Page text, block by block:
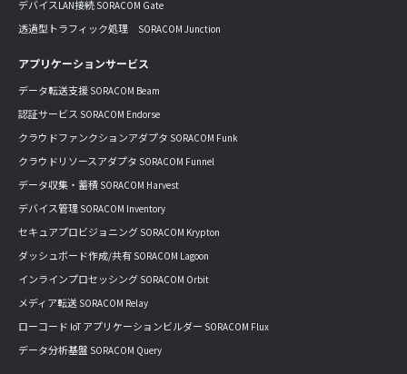
デバイスLAN接続 SORACOM Gate
透過型トラフィック処理 SORACOM Junction
アプリケーションサービス
データ転送支援 SORACOM Beam
認証サービス SORACOM Endorse
クラウドファンクションアダプタ SORACOM Funk
クラウドリソースアダプタ SORACOM Funnel
データ収集・蓄積 SORACOM Harvest
デバイス管理 SORACOM Inventory
セキュアプロビジョニング SORACOM Krypton
ダッシュボード作成/共有 SORACOM Lagoon
インラインプロセッシング SORACOM Orbit
メディア転送 SORACOM Relay
ローコード IoT アプリケーションビルダー SORACOM Flux
データ分析基盤 SORACOM Query